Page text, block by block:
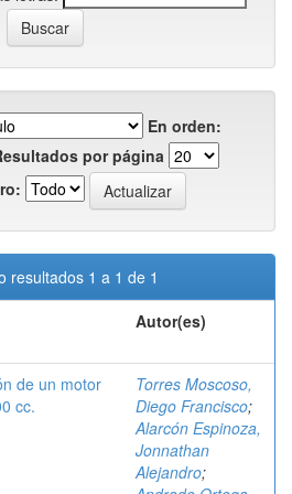
En orden:
por página
resultados 1 a 1 de 1
Autor(es)
de un motor
cc.
Torres Moscoso,
Diego Francisco;
Alarcón Espinoza,
Jonnathan
Alejandro;